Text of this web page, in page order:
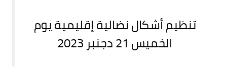
تنظيم أشكال نضالية إقليمية يوم
الخميس 21 دجنبر 2023